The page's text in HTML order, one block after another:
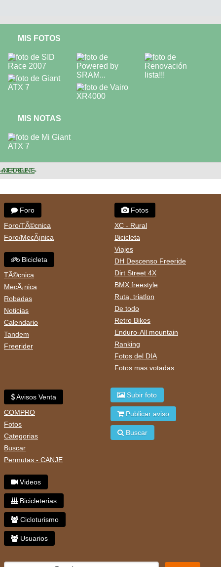
MIS FOTOS
MIS NOTAS
< ANTERIORSIGUIENTE >
Foro
Foro/TÃ©cnica
Foro/MecÃ¡nica
Bicicleta
TÃ©cnica
MecÃ¡nica
Robadas
Noticias
Calendario
Tandem
Freerider
Fotos
XC - Rural
Bicicleta
Viajes
DH Descenso Freeride
Dirt Street 4X
BMX freestyle
Ruta, triatlon
De todo
Retro Bikes
Enduro-All mountain
Ranking
Fotos del DIA
Fotos mas votadas
Avisos Venta
COMPRO
Fotos
Categorias
Buscar
Permutas - CANJE
Videos
Bicicleterias
Cicloturismo
Usuarios
Subir foto
Publicar aviso
Buscar